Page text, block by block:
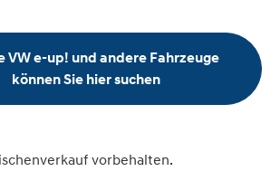
VW e-up! und andere Fahrzeuge
können Sie hier suchen
vorbehalten.